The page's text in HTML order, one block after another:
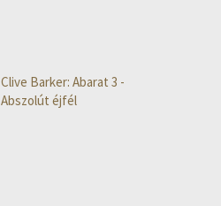
Clive Barker: Abarat 3 -
Abszolút éjfél